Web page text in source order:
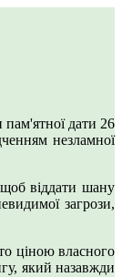
пам'ятної дати 26
незламної
щоб віддати шану
загрози,
ціною власного
який назавжди